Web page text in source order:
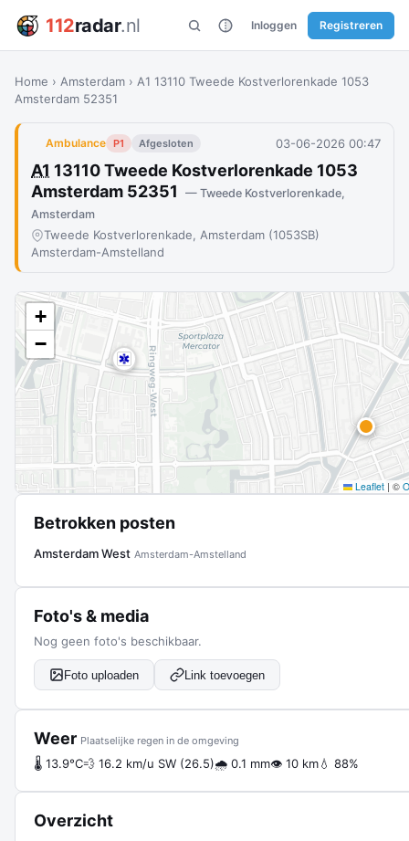
112radar.nl Inloggen Registreren
Home › Amsterdam › A1 13110 Tweede Kostverlorenkade 1053
Amsterdam 52351
Ambulance P1 Afgesloten 03-06-2026 00:47
A1 13110 Tweede Kostverlorenkade 1053
Amsterdam 52351
— Tweede Kostverlorenkade,
Amsterdam
Tweede Kostverlorenkade, Amsterdam (1053SB)
Amsterdam-Amstelland
+
−
Leaflet | ©
Betrokken posten
Amsterdam West Amsterdam-Amstelland
Foto's & media
Nog geen foto's beschikbaar.
Foto uploaden Link toevoegen
Weer Plaatselijke regen in de omgeving
🌡 13.9°C💨 16.2 km/u SW (26.5)🌧 0.1 mm👁 10 km💧 88%
Overzicht